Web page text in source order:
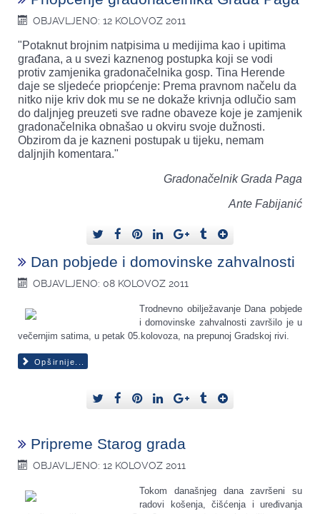
OBJAVLJENO: 12 KOLOVOZ 2011
"Potaknut brojnim natpisima u medijima kao i upitima
građana, a u svezi kaznenog postupka koji se vodi
protiv zamjenika gradonačelnika gosp. Tina Herende
daje se sljedeće priopćenje: Prema pravnom načelu da
nitko nije kriv dok mu se ne dokaže krivnja odlučio sam
do daljnjeg preuzeti sve radne obaveze koje je zamjenik
gradonačelnika obnašao u okviru svoje dužnosti.
Obzirom da je kazneni postupak u tijeku, nemam
daljnjih komentara."
Gradonačelnik Grada Paga
Ante Fabijanić
Dan pobjede i domovinske zahvalnosti
OBJAVLJENO: 08 KOLOVOZ 2011
Trodnevno obilježavanje Dana pobjede
i domovinske zahvalnosti završilo je u
večernjim satima, u petak 05.kolovoza, na prepunoj Gradskoj rivi.
Opširnije...
Pripreme Starog grada
OBJAVLJENO: 12 KOLOVOZ 2011
Tokom današnjeg dana završeni su
radovi košenja, čišćenja i uređivanja